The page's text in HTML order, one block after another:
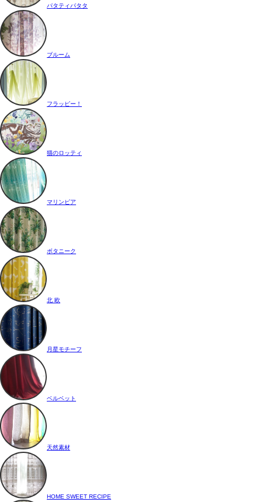
パタティパタタ
ブルーム
フラッピー！
猫のロッティ
マリンピア
ボタニーク
北 欧
月星モチーフ
ベルベット
天然素材
HOME SWEET RECIPE